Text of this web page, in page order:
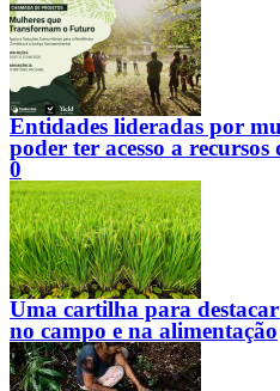
Entidades lideradas por
poder ter acesso a
0
Uma cartilha para
no campo e na alimentação